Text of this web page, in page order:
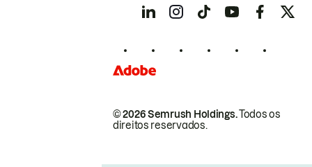
© 2026 Semrush Holdings.Todos os
direitos reservados.